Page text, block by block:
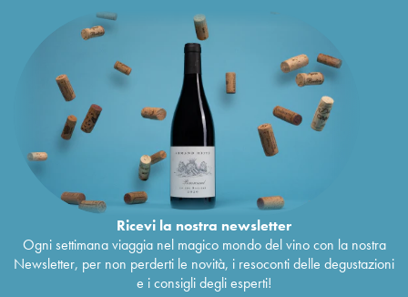
Ricevi la nostra newsletter
Ogni settimana viaggia nel magico mondo del vino con la nostra
Newsletter, per non perderti le novità, i resoconti delle degustazioni
e i consigli degli esperti!